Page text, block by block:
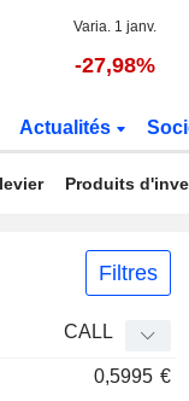
Varia. 1 janv.
-27,98%
Actualités
Produits
Filtres
CALL
0,5995 €